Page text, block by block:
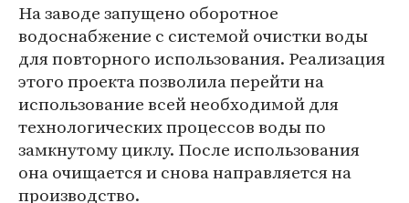
На заводе запущено оборотное
водоснабжение с системой очистки воды
для повторного использования. Реализация
этого проекта позволила перейти на
использование всей необходимой для
технологических процессов воды по
замкнутому циклу. После использования
она очищается и снова направляется на
производство.